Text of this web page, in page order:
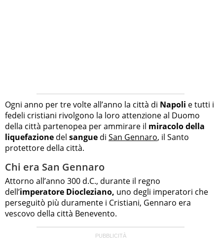
Ogni anno per tre volte all’anno la città di Napoli e tutti i
fedeli cristiani rivolgono la loro attenzione al Duomo
della città partenopea per ammirare il miracolo della
liquefazione del sangue di San Gennaro, il Santo
protettore della città.
Chi era San Gennaro
Attorno all’anno 300 d.C., durante il regno
dell’imperatore Diocleziano, uno degli imperatori che
perseguitò più duramente i Cristiani, Gennaro era
vescovo della città Benevento.